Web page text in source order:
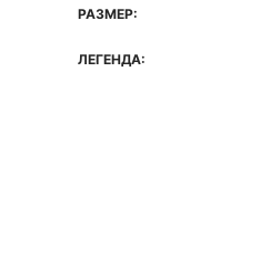
РАЗМЕР:
ЛЕГЕНДА: